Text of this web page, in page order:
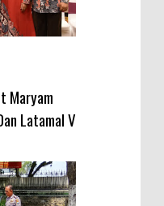
Maryam
Latamal V